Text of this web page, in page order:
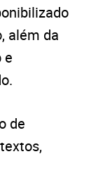
além da
e
de